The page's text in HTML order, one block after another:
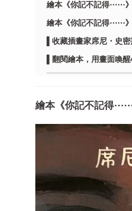
繪本《你記不記得⋯⋯
繪本《你記不記得⋯⋯
▌收藏插畫家席尼・史
▌翻閱繪本，用畫面喚
繪本《你記不記得⋯⋯